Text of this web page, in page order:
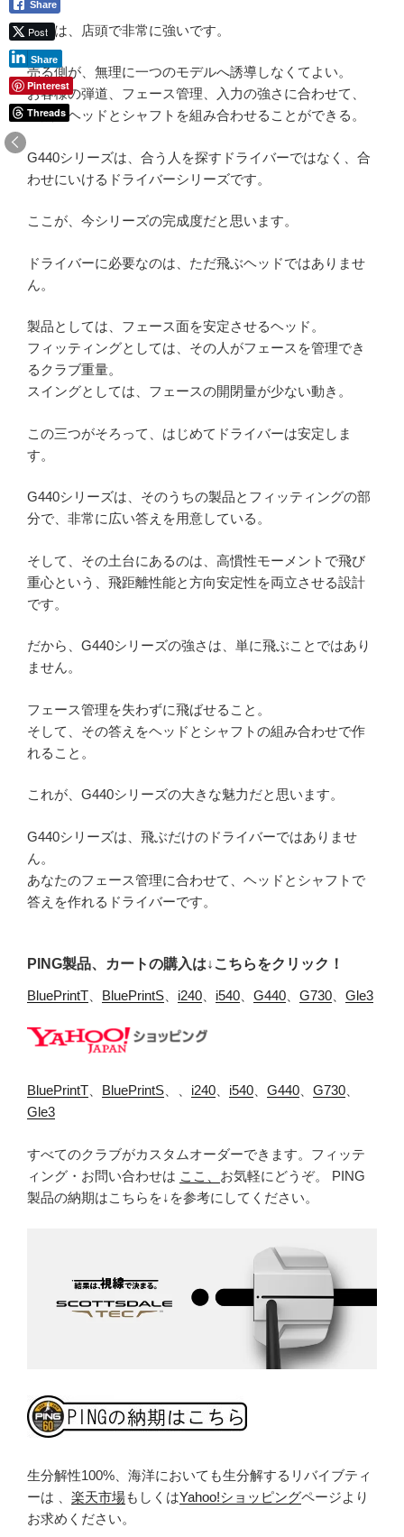
これは、店頭で非常に強いです。
売る側が、無理に一つのモデルへ誘導しなくてよい。
お客様の弾道、フェース管理、入力の強さに合わせて、
自然にヘッドとシャフトを組み合わせることができる。
G440シリーズは、合う人を探すドライバーではなく、合
わせにいけるドライバーシリーズです。
ここが、今シリーズの完成度だと思います。
ドライバーに必要なのは、ただ飛ぶヘッドではありませ
ん。
製品としては、フェース面を安定させるヘッド。
フィッティングとしては、その人がフェースを管理でき
るクラブ重量。
スイングとしては、フェースの開閉量が少ない動き。
この三つがそろって、はじめてドライバーは安定しま
す。
G440シリーズは、そのうちの製品とフィッティングの部
分で、非常に広い答えを用意している。
そして、その土台にあるのは、高慣性モーメントで飛び
重心という、飛距離性能と方向安定性を両立させる設計
です。
だから、G440シリーズの強さは、単に飛ぶことではあり
ません。
フェース管理を失わずに飛ばせること。
そして、その答えをヘッドとシャフトの組み合わせで作
れること。
これが、G440シリーズの大きな魅力だと思います。
G440シリーズは、飛ぶだけのドライバーではありませ
ん。
あなたのフェース管理に合わせて、ヘッドとシャフトで
答えを作れるドライバーです。
PING製品、カートの購入は↓こちらをクリック！
BluePrintT BluePrintS i240 i540 G440 G730 Gle3
BluePrintT BluePrintS i240 i540 G440 G730
Gle3
すべてのクラブがカスタムオーダーできます。フィッテ
ィング・お問い合わせは ここ、 お気軽にどうぞ。 PING
製品の納期はこちらを↓を参考にしてください。
生分解性100%、海洋においても生分解するリバイブティ
ーは 、 楽天市場もしくはYahoo!ショッピングページより
お求めください。
Share
Post
Share
Pinterest
Threads